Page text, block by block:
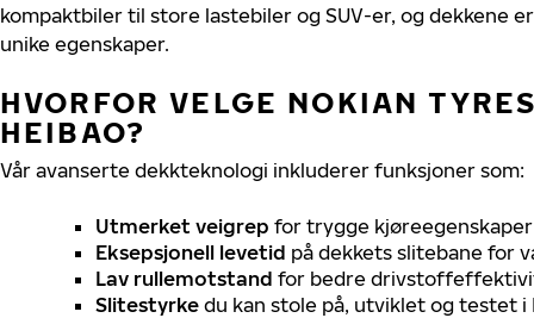
kompaktbiler til store lastebiler og SUV-er, og dekkene
unike egenskaper.
HVORFOR VELGE NOKIAN
HEIBAO?
Vår avanserte dekkteknologi inkluderer funksjoner som:
Utmerket veigrep for trygge
Eksepsjonell levetid på dekkets slitebane for
Lav rullemotstand for bedre
Slitestyrke du kan stole på, utviklet og testet i